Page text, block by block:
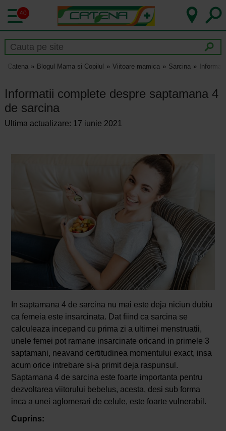
40
Catena Blogul Mama si Copilul Viitoare mamica Sarcina
Informatii complete despre saptamana 4
de sarcina
Ultima actualizare: 17 iunie 2021
In saptamana 4 de sarcina nu mai este deja niciun dubiu
ca femeia este insarcinata. Dat fiind ca sarcina se
calculeaza incepand cu prima zi a ultimei menstruatii,
unele femei pot ramane insarcinate oricand in primele 3
saptamani, neavand certitudinea momentului exact, insa
acum orice intrebare si-a primit deja raspunsul.
Saptamana 4 de sarcina este foarte importanta pentru
dezvoltarea viitorului bebelus, acesta, desi sub forma
inca a unei aglomerari de celule, este foarte vulnerabil.
Cuprins: